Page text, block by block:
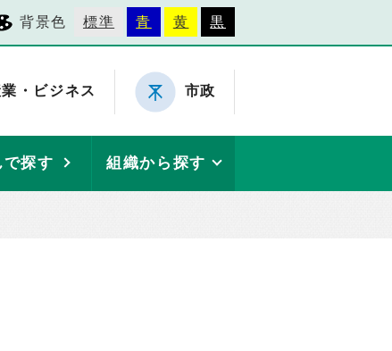
背景色 標準 青 黄 黒
業・ビジネス 市政
で探す 組織から探す